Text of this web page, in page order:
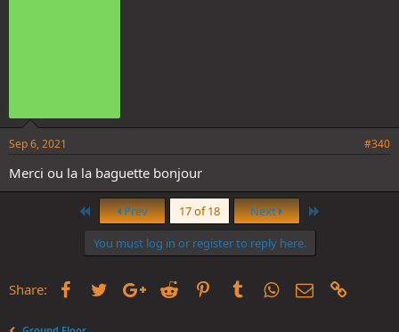
Sep 6, 2021 #340
Merci ou la la baguette bonjour
First Prev 17 of 18 Next
You must log in or register to reply here.
Share: FacebookTwitterGoogle+
Reddit PinterestTumblrWhatsApp
Email